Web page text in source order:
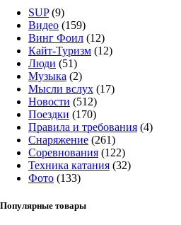
SUP(9)
Видео (159)
Винг Фоил (12)
Кайт-Туризм (12)
Люди (51)
Музыка (2)
Мысли вслух (17)
Новости (512)
Поездки (170)
Правила и требования (4)
Снаряжение (261)
Соревнования (122)
Техника катания (32)
Фото (133)
Популярные товары